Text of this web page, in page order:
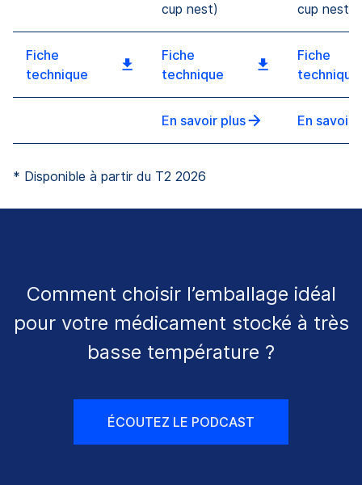
cup nest)
cup nest)
Fiche
technique
Fiche
technique
Fiche
technique
En savoir plus En savoir
* Disponible à partir du T2 2026
Comment choisir l’emballage idéal
pour votre médicament stocké à très
basse température ?
ÉCOUTEZ LE PODCAST